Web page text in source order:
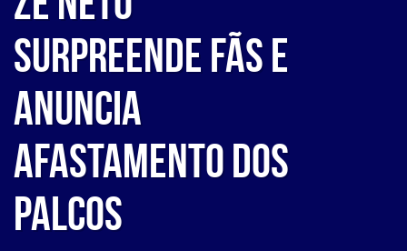
surpreende fãs e
anuncia
afastamento dos
palcos